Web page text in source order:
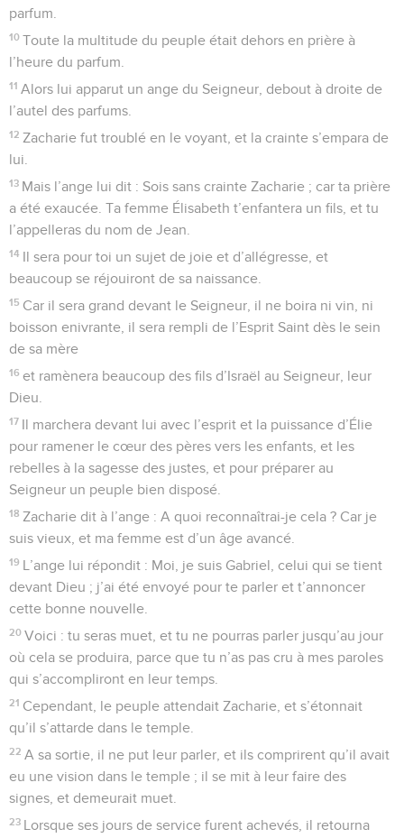
parfum.
10 Toute la multitude du peuple était dehors en prière à
l’heure du parfum.
11 Alors lui apparut un ange du Seigneur, debout à droite de
l’autel des parfums.
12 Zacharie fut troublé en le voyant, et la crainte s’empara de
lui.
13 Mais l’ange lui dit : Sois sans crainte Zacharie ; car ta prière
a été exaucée. Ta femme Élisabeth t’enfantera un fils, et tu
l’appelleras du nom de Jean.
14 Il sera pour toi un sujet de joie et d’allégresse, et
beaucoup se réjouiront de sa naissance.
15 Car il sera grand devant le Seigneur, il ne boira ni vin, ni
boisson enivrante, il sera rempli de l’Esprit Saint dès le sein
de sa mère
16 et ramènera beaucoup des fils d’Israël au Seigneur, leur
Dieu.
17 Il marchera devant lui avec l’esprit et la puissance d’Élie
pour ramener le cœur des pères vers les enfants, et les
rebelles à la sagesse des justes, et pour préparer au
Seigneur un peuple bien disposé.
18 Zacharie dit à l’ange : A quoi reconnaîtrai-je cela ? Car je
suis vieux, et ma femme est d’un âge avancé.
19 L’ange lui répondit : Moi, je suis Gabriel, celui qui se tient
devant Dieu ; j’ai été envoyé pour te parler et t’annoncer
cette bonne nouvelle.
20 Voici : tu seras muet, et tu ne pourras parler jusqu’au jour
où cela se produira, parce que tu n’as pas cru à mes paroles
qui s’accompliront en leur temps.
21 Cependant, le peuple attendait Zacharie, et s’étonnait
qu’il s’attarde dans le temple.
22 A sa sortie, il ne put leur parler, et ils comprirent qu’il avait
eu une vision dans le temple ; il se mit à leur faire des
signes, et demeurait muet.
23 Lorsque ses jours de service furent achevés, il retourna